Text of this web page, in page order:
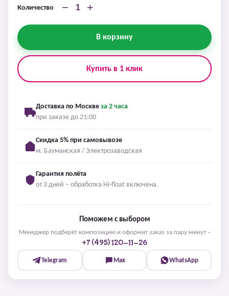
Количество − +
В корзину
Купить в 1 клик
Доставка по Москве за 2 часа
при заказе до 21:00
Скидка 5% при самовывозе
м. Бауманская / Электрозаводская
Гарантия полёта
от 3 дней – обработка Hi-float включена.
Поможем с выбором
Менеджер подберёт композицию и оформит заказ за пару минут –
+7 (495) 120-11-26
Telegram Max WhatsApp